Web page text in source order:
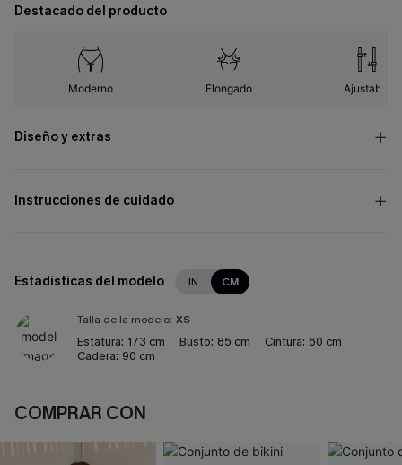
Destacado del producto
Moderno Elongado Ajustable
Diseño y extras
Instrucciones de cuidado
Estadísticas del modelo IN CM
Talla de la modelo: XS
Estatura: 173 cm Busto: 85 cm Cintura: 60 cm
Cadera: 90 cm
COMPRAR CON